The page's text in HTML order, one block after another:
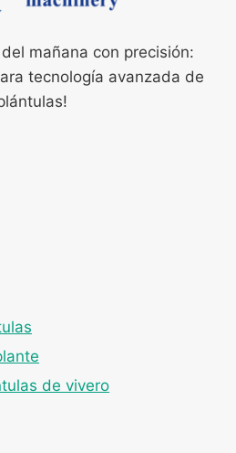
mañana con precisión:
tecnología avanzada de
de vivero